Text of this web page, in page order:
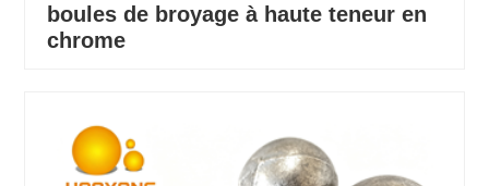
boules de broyage à haute teneur en
chrome